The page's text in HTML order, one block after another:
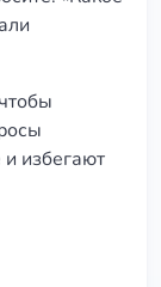
избегают